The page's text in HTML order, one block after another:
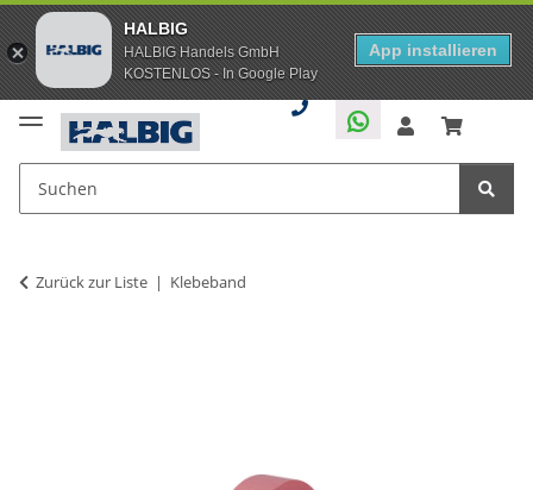
HALBIG
HALBIG Handels GmbH
KOSTENLOS - In Google Play
App installieren
Zurück zur Liste Klebeband